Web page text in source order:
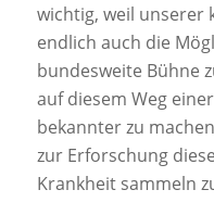
wichtig, weil unserer
endlich auch die
bundesweite Bühne
auf diesem Weg
bekannter zu
zur Erforschung
Krankheit sammeln